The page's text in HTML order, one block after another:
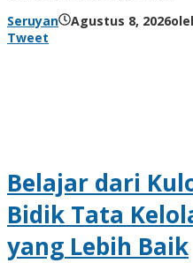
Seruyan
Agustus 8, 2026
Tweet
Belajar dari
Bidik Tata
yang Lebih Baik